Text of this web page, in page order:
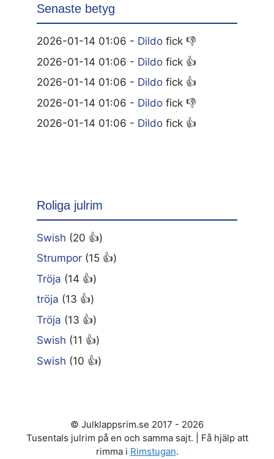
Senaste betyg
2026-01-14 01:06 - Dildo fick 👎
2026-01-14 01:06 - Dildo fick 👍
2026-01-14 01:06 - Dildo fick 👍
2026-01-14 01:06 - Dildo fick 👎
2026-01-14 01:06 - Dildo fick 👍
Roliga julrim
Swish (20 👍)
Strumpor (15 👍)
Tröja (14 👍)
tröja (13 👍)
Tröja (13 👍)
Swish (11 👍)
Swish (10 👍)
© Julklappsrim.se 2017 - 2026
Tusentals julrim på en och samma sajt. | Få hjälp att
rimma i Rimstugan.